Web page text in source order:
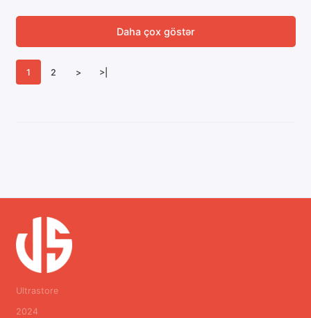
1 2 > >|
Daha çox göstər
Ultrastore
2024